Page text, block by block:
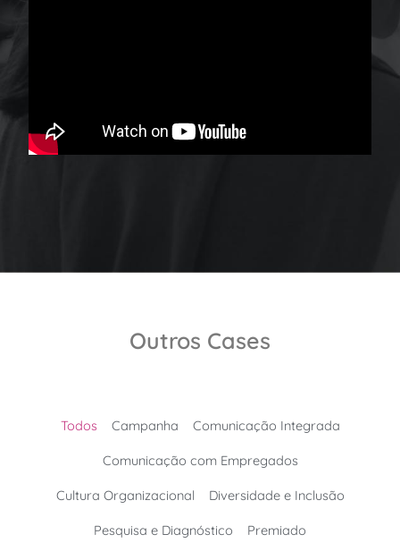
Outros Cases
Todos Campanha Comunicação Integrada
Comunicação com Empregados
Cultura Organizacional Diversidade e Inclusão
Pesquisa e Diagnóstico Premiado